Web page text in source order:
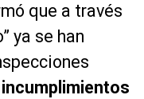
que a través
ya se han